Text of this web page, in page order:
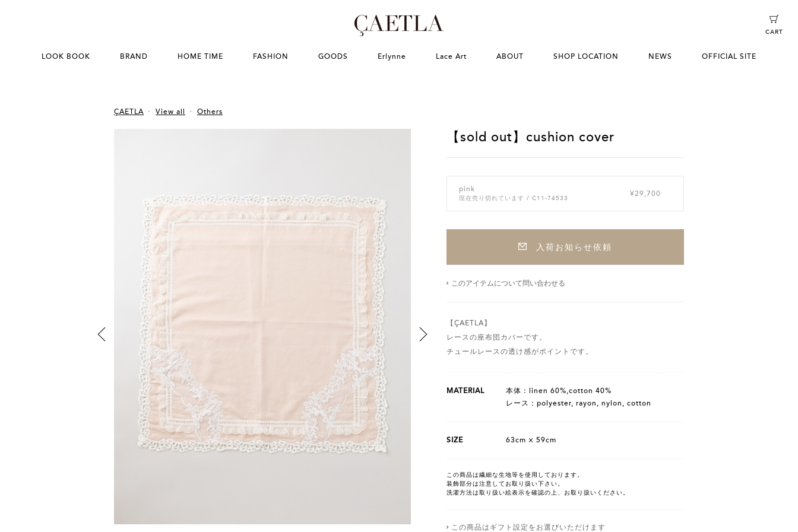
LOOK BOOK BRAND HOME TIME FASHION GOODS Erlynne Lace Art ABOUT SHOP LOCATION NEWS OFFICIAL SITE
CART
ÇAETLA View all Others
【sold out】cushion cover
pink
現在売り切れています / C11-74533
¥29,700
入荷お知らせ依頼
このアイテムについて問い合わせる
【ÇAETLA】
レースの座布団カバーです。
チュールレースの透け感がポイントです。
MATERIAL
本体：linen 60%,cotton 40%
レース：polyester, rayon, nylon, cotton
SIZE 63cm × 59cm
この商品は繊細な生地等を使用しております。
装飾部分は注意してお取り扱い下さい。
洗濯方法は取り扱い絵表示を確認の上、お取り扱いください。
この商品はギフト設定をお選びいただけます